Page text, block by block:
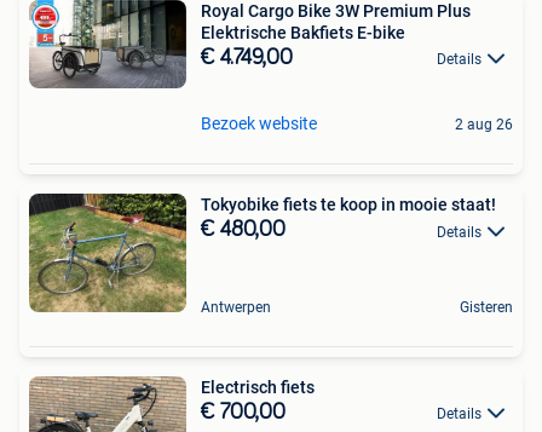
Royal Cargo Bike 3W Premium Plus
Elektrische Bakfiets E-bike
€ 4.749,00 Details
Bezoek website 2 aug 26
Tokyobike fiets te koop in mooie staat!
€ 480,00 Details
Antwerpen Gisteren
Electrisch fiets
€ 700,00 Details